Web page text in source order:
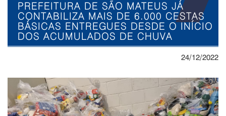
PREFEITURA DE SÃO MATEUS JÁ
CONTABILIZA MAIS DE 6.000 CESTAS
BÁSICAS ENTREGUES DESDE O INÍCIO
DOS ACUMULADOS DE CHUVA
24/12/2022